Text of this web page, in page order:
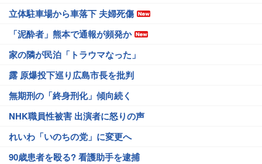
立体駐車場から車落下 夫婦死傷
「泥酔者」熊本で通報が頻発か
家の隣が民泊「トラウマなった」
露 原爆投下巡り広島市長を批判
無期刑の「終身刑化」傾向続く
NHK職員性被害 出演者に怒りの声
れいわ「いのちの党」に変更へ
90歳患者を殴る? 看護助手を逮捕